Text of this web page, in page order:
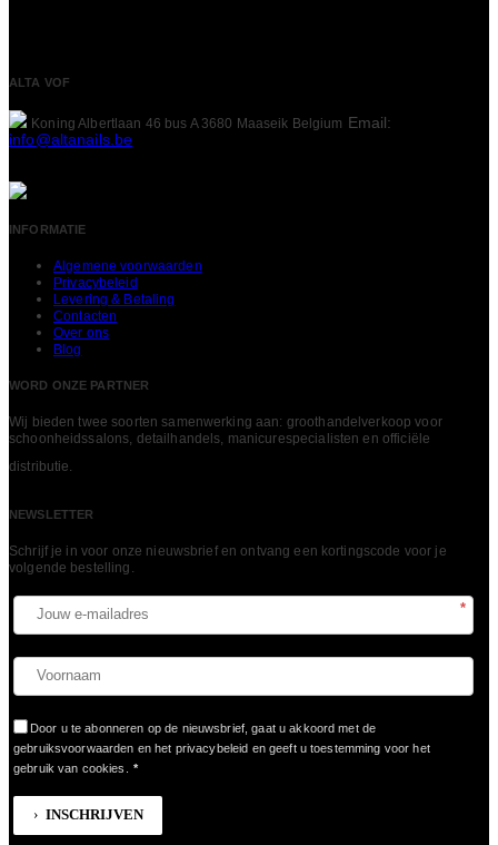
ALTA VOF
Koning Albertlaan 46 bus A 3680 Maaseik Belgium Email:
info@altanails.be
INFORMATIE
Algemene voorwaarden
Privacybeleid
Levering & Betaling
Contacten
Over ons
Blog
WORD ONZE PARTNER
Wij bieden twee soorten samenwerking aan: groothandelverkoop voor
schoonheidssalons, detailhandels, manicurespecialisten en officiële
distributie.
NEWSLETTER
Schrijf je in voor onze nieuwsbrief en ontvang een kortingscode voor je
volgende bestelling.​
*
Door u te abonneren op de nieuwsbrief, gaat u akkoord met de
gebruiksvoorwaarden en het privacybeleid en geeft u toestemming voor het
gebruik van cookies.
*
INSCHRIJVEN